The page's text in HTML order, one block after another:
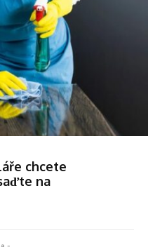
chcete
na